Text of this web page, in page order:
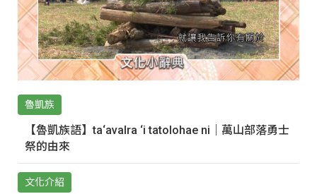
魯凱族
【魯凱族語】ta‘avalra ‘i tatolohae ni｜萬山部落勇士
祭的由來
文化介紹